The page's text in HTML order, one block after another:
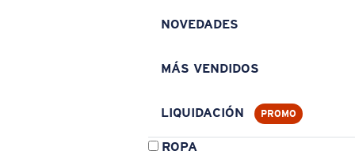
NOVEDADES
MÁS VENDIDOS
LIQUIDACIÓN PROMO
ROPA